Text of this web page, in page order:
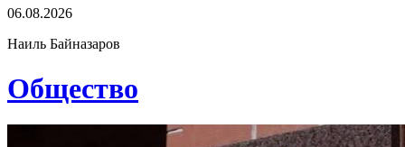
06.08.2026
Наиль Байназаров
Общество